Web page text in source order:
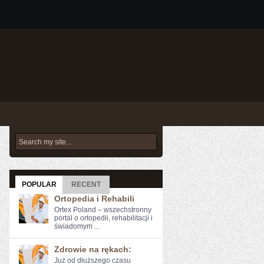
POPULAR RECENT
Ortopedia i Rehabili
Ortex Poland – wszechstronny
portal o ortopedii, rehabilitacji i
świadomym ...
Zdrowie na rękach:
Już od dłuższego ⁣czasu